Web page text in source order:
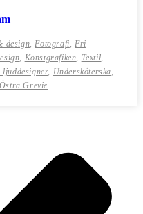
design,Fotografi,Fri
, Konstgrafiken, Textil,
ljuddesigner, Undersköterska,
Grevie